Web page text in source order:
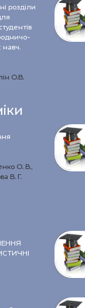
розділи
навч.
О.В.
О. В.,
В. Г.